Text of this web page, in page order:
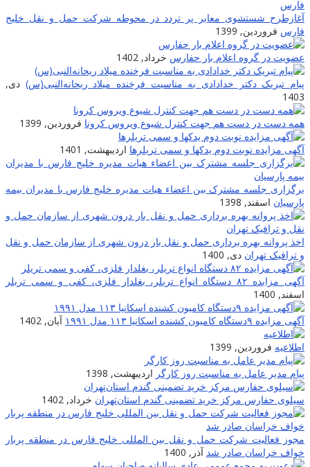
آغازطرح شستشوی معابر پر تردد در محوطه شرکت حمل و نقل خلیج
فارس فروردین, 1399
عضویت در گروه اعلام بار حفارس خرداد, 1402
پیام تبریک دکتر خدادادی به مناسبت فرخنده میلاد ریحانه‌النبی(س) دی,
1403
همه دست در دست هم جهت کنترل شیوع ویروس کرونا فروردین, 1399
آگهی مزایده نوبت دوم یدکها و سمی تریلرها اردیبهشت, 1401
برگزاری جلسه مشترک بین اعضاء هیات مدیره خلیج فارس با مدیران بیمه
پارسیان اسفند, 1398
اخذ پروانه بهره برداری حمل و نقل بار درون شهری از سازمان حمل و نقل
و ترافیک تهران دی, 1400
آگهی مزایده ۸۲ دستگاه انواع تریلر، بغلدار فلزی، کفی و سمی تریلر
اسفند, 1400
آگهی مزایده ۹دستگاه کامیون کشنده اسکانیا ۱۱۳ مدل ۱۹۹۱
آبان, 1402
اطلاعیه فروردین, 1399
پیام مدیر عامل به مناسبت روز کارگر اردیبهشت, 1398
سیلوی حفارس مرکز خرید تضمینی گندم استان‌تهران خرداد, 1402
مجوز فعالیت شرکت حمل و نقل بین المللی خلیج فارس در منطقه پربار
خواف خراسان صادر شد آذر, 1400